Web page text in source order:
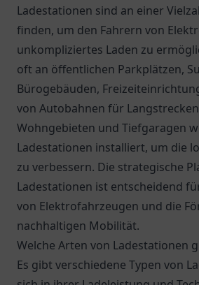
Ladestationen sind an einer
finden, um den Fahrern von
unkompliziertes Laden zu
oft an öffentlichen Parkplätzen,
Bürogebäuden,
von Autobahnen für
Wohngebieten und Tiefgaragen
Ladestationen installiert, um die
zu verbessern. Die strategische
Ladestationen ist entscheidend
von Elektrofahrzeugen und die
nachhaltigen Mobilität.
Welche Arten von Ladestationen
Es gibt verschiedene Typen von